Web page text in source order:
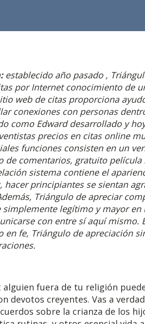
establecido año pasado ,
por Internet ​​conocimiento de
web de citas proporciona
conexiones con personas
como Edward desarrollado y
precios en citas online
funciones consisten en un
de comentarios, gratuito película
sistema contiene el
hacer principiantes se sientan
Triángulo de apreciar
simplemente legítimo y mayor en
con entre sí aquí mismo.
en fe, Triángulo de apreciación
fuera de tu religión
devotos creyentes. Vas a
sobre la crianza de los